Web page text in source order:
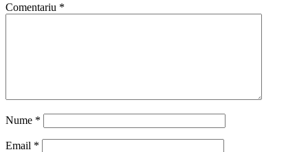
Comentariu *
Nume *
Email *